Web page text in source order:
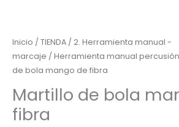
Inicio / TIENDA / 2. Herramienta manual -
marcaje / Herramienta manual percusión
de bola mango de fibra
Martillo de bola
fibra